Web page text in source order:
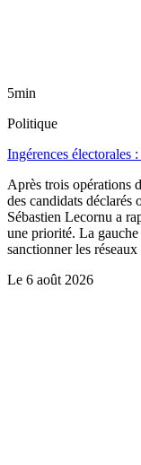
5min
Politique
Ingérences électorales
Après trois opérations
des candidats déclarés
Sébastien Lecornu a
une priorité. La
sanctionner les
Le 6 août 2026